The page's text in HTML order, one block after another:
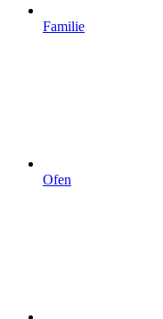
Familie
Ofen